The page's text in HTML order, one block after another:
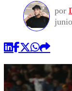
por